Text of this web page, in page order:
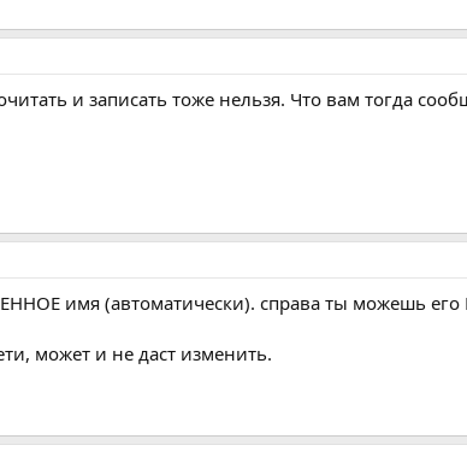
и записать тоже нельзя. Что вам тогда
имя (автоматически). справа ты можешь
может и не даст изменить.